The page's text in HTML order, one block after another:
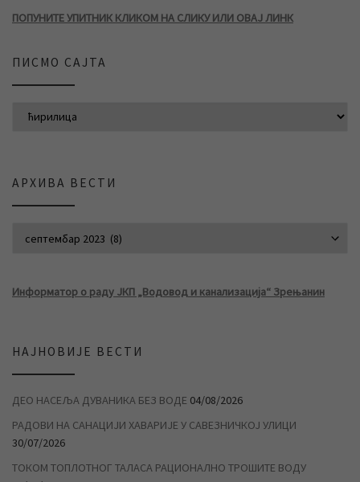
ПОПУНИТЕ УПИТНИК КЛИКОМ НА СЛИКУ ИЛИ ОВАЈ ЛИНК
ПИСМО САЈТА
АРХИВА ВЕСТИ
Информатор о раду ЈКП „Водовод и канализација“ Зрењанин
НАЈНОВИЈЕ ВЕСТИ
ДЕО НАСЕЉА ДУВАНИКА БЕЗ ВОДЕ 04/08/2026
РАДОВИ НА САНАЦИЈИ ХАВАРИЈЕ У САВЕЗНИЧКОЈ УЛИЦИ
30/07/2026
ТОКОМ ТОПЛОТНОГ ТАЛАСА РАЦИОНАЛНО ТРОШИТЕ ВОДУ